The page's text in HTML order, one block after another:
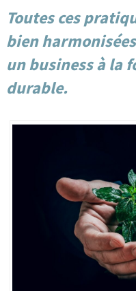
Toutes ces
bien
un business à la
durable.